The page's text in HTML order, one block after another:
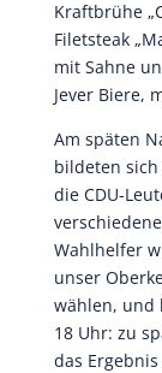
Kraftbrühe
Filetsteak
mit Sahne
Jever Biere,
Am späten
bildeten sich
die CDU-
Wahlhelfer
unser
wählen, und
18 Uhr: zu
das